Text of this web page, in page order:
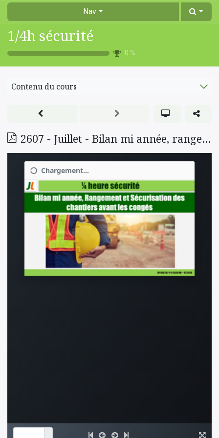
Nav
1/4h sécurité
0 %
Contenu du cours
2607 - Juillet - Bilan mi année, rangement et sécurisation avant congés